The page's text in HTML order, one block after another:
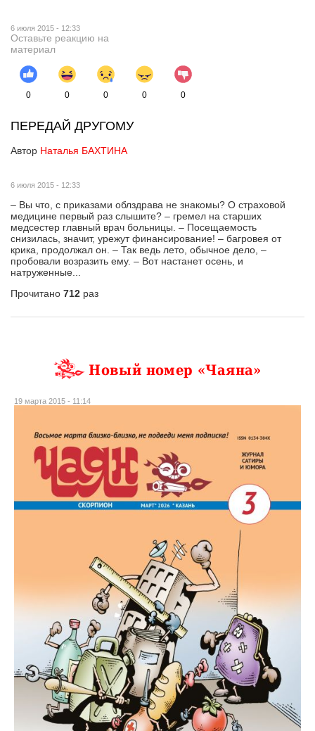
6 июля 2015 - 12:33
Оставьте реакцию на
материал
0 0 0 0 0
ПЕРЕДАЙ ДРУГОМУ
Автор Наталья БАХТИНА
6 июля 2015 - 12:33
– Вы что, с приказами облздрава не знакомы? О страховой
медицине первый раз слышите? – гремел на старших
медсестер главный врач больницы. – Посещаемость
снизилась, значит, урежут финансирование! – багровея от
крика, продолжал он. – Так ведь лето, обычное дело, –
пробовали возразить ему. – Вот настанет осень, и
натруженные...
Прочитано 712 раз
Новый номер «Чаяна»
19 марта 2015 - 11:14